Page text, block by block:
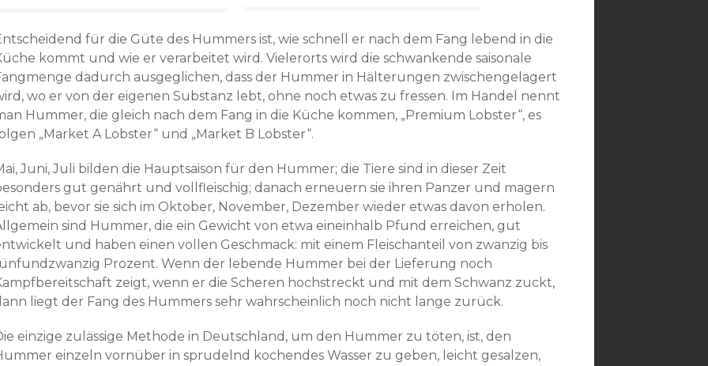
für die Güte des Hummers ist, wie schnell er nach dem Fang lebend in die
kommt und wie er verarbeitet wird. Vielerorts wird die schwankende saisonale
dadurch ausgeglichen, dass der Hummer in Hälterungen zwischengelagert
wo er von der eigenen Substanz lebt, ohne noch etwas zu fressen. Im Handel nennt
Hummer, die gleich nach dem Fang in die Küche kommen, „Premium Lobster“, es
„Market A Lobster“ und „Market B Lobster“.
Juni, Juli bilden die Hauptsaison für den Hummer; die Tiere sind in dieser Zeit
gut genährt und vollfleischig; danach erneuern sie ihren Panzer und magern
ab, bevor sie sich im Oktober, November, Dezember wieder etwas davon erholen.
sind Hummer, die ein Gewicht von etwa eineinhalb Pfund erreichen, gut
und haben einen vollen Geschmack: mit einem Fleischanteil von zwanzig bis
Prozent. Wenn der lebende Hummer bei der Lieferung noch
zeigt, wenn er die Scheren hochstreckt und mit dem Schwanz zuckt,
liegt der Fang des Hummers sehr wahrscheinlich noch nicht lange zurück.
einzige zulässige Methode in Deutschland, um den Hummer zu töten, ist, den
einzeln vornüber in sprudelnd kochendes Wasser zu geben, leicht gesalzen,